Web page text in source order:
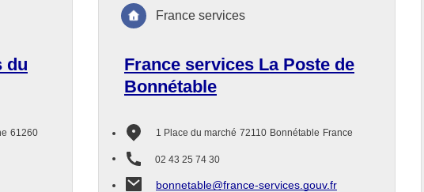
du
61260
France services La Poste de
Bonnétable
1 Place du marché 72110 Bonnétable France
02 43 25 74 30
bonnetable@france-services.gouv.fr
France services